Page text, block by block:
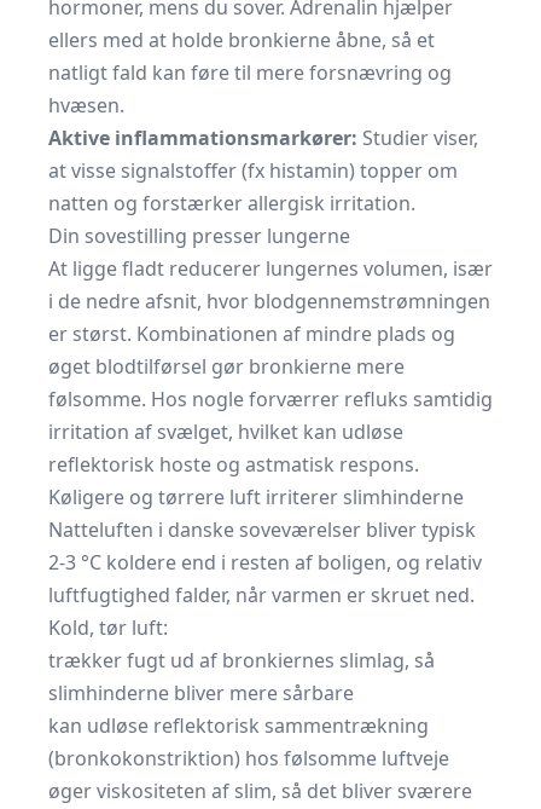
hormoner, mens du sover. Adrenalin hjælper
ellers med at holde bronkierne åbne, så et
natligt fald kan føre til mere forsnævring og
hvæsen.
Aktive inflammationsmarkører: Studier viser,
at visse signalstoffer (fx histamin) topper om
natten og forstærker allergisk irritation.
Din sovestilling presser lungerne
At ligge fladt reducerer lungernes volumen, især
i de nedre afsnit, hvor blodgennemstrømningen
er størst. Kombinationen af mindre plads og
øget blodtilførsel gør bronkierne mere
følsomme. Hos nogle forværrer refluks samtidig
irritation af svælget, hvilket kan udløse
reflektorisk hoste og astmatisk respons.
Køligere og tørrere luft irriterer slimhinderne
Natteluften i danske soveværelser bliver typisk
2-3 °C koldere end i resten af boligen, og relativ
luftfugtighed falder, når varmen er skruet ned.
Kold, tør luft:
trækker fugt ud af bronkiernes slimlag, så
slimhinderne bliver mere sårbare
kan udløse reflektorisk sammentrækning
(bronkokonstriktion) hos følsomme luftveje
øger viskositeten af slim, så det bliver sværere